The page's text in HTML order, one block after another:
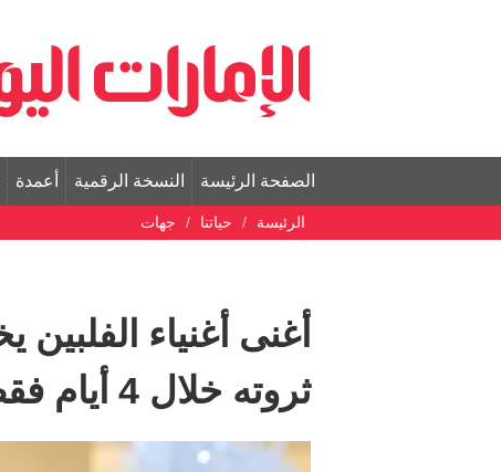
الصفحة الرئيسة النسخة الرقمية أعمدة
الرئيسة حياتنا جهات
ثروته خلال 4 أيام فقط